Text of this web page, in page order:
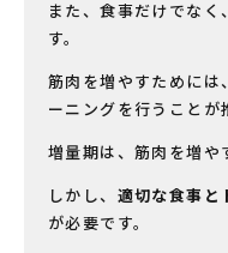
また、食事だけでなく
す。
筋肉を増やすためには
ーニングを行うことが
増量期は、筋肉を増や
しかし、 適切な食事と
が必要です。